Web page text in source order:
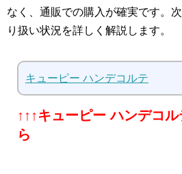
なく、通販での購入が確実です。
り扱い状況を詳しく解説します。
キューピー ハンデコルテ
↑↑↑キューピー ハンデコ
ら